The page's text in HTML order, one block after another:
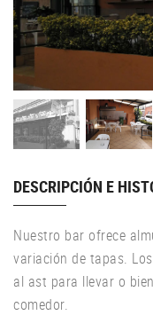
DESCRIPCIÓN E
Nuestro bar ofrece
variación de tapas.
al ast para llevar o
comedor.